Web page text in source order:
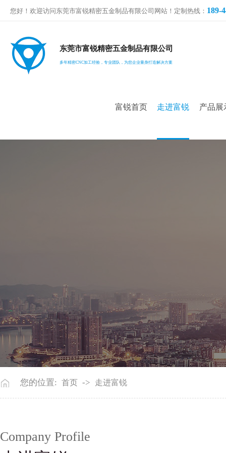
您好！欢迎访问东莞市富锐精密五金制品有限公司网站！定制热线： 189-
东莞市富锐精密五金制品有限公司
多年精密CNC加工经验，专业团队，为您企业量身打造解决方案
富锐首页 走进富锐 产品展
您的位置: 首页 -> 走进富锐
Company Profile